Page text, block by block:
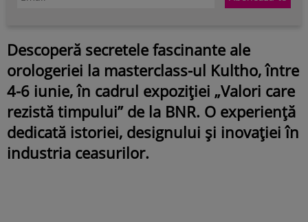
Descoperă secretele fascinante ale
orologeriei la masterclass-ul Kultho, între
4-6 iunie, în cadrul expoziției „Valori care
rezistă timpului” de la BNR. O experiență
dedicată istoriei, designului și inovației în
industria ceasurilor.